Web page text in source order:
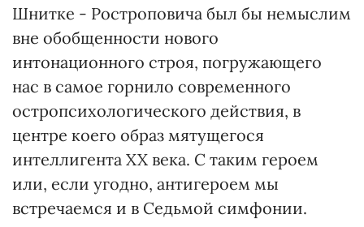
Шнитке - Ростроповича был бы немыслим
вне обобщенности нового
интонационного строя, погружающего
нас в самое горнило современного
остропсихологического действия, в
центре коего образ мятущегося
интеллигента XX века. С таким героем
или, если угодно, антигероем мы
встречаемся и в Седьмой симфонии.